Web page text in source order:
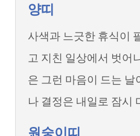
양띠
사색과 느긋한 휴식이
고 지친 일상에서 벗어
은 그런 마음이 드는 날
나 결정은 내일로 잠시
원숭이띠